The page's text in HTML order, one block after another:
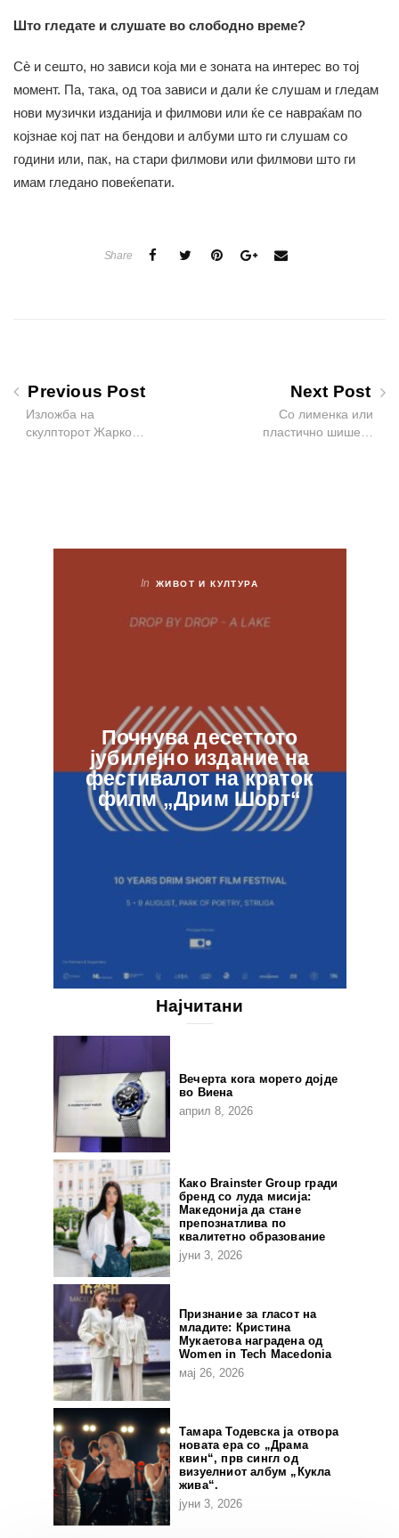
Што гледате и слушате во слободно време?
Сè и сешто, но зависи која ми е зоната на интерес во тој
момент. Па, така, од тоа зависи и дали ќе слушам и гледам
нови музички изданија и филмови или ќе се навраќам по
којзнае кој пат на бендови и албуми што ги слушам со
години или, пак, на стари филмови или филмови што ги
имам гледано повеќепати.
Share
Previous Post
Изложба на
скулпторот Жарко…
Next Post
Со лименка или
пластично шише…
In ЖИВОТ И КУЛТУРА
Почнува десеттото
јубилејно издание на
фестивалот на краток
филм „Дрим Шорт“
Најчитани
Вечерта кога морето дојде
во Виена
април 8, 2026
Како Brainster Group гради
бренд со луда мисија:
Македонија да стане
препознатлива по
квалитетно образование
јуни 3, 2026
Признание за гласот на
младите: Кристина
Мукаетова наградена од
Women in Tech Macedonia
мај 26, 2026
Тамара Тодевска ја отвора
новата ера со „Драма
квин“, прв сингл од
визуелниот албум „Кукла
жива“.
јуни 3, 2026